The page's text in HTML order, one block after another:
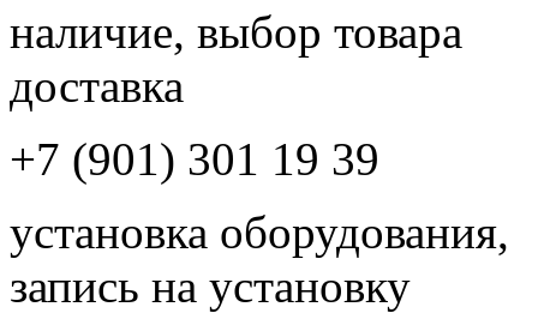
наличие, выбор товара
доставка
+7 (901) 301 19 39
установка оборудования,
запись на установку